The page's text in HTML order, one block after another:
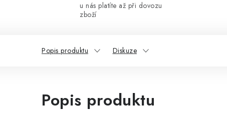
u nás platíte až při dovozu
zboží
Popis produktu Diskuze
Popis produktu